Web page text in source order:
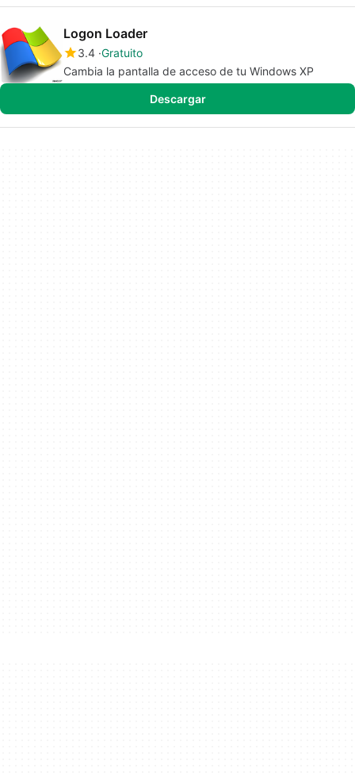
Logon Loader
3.4 Gratuito
Cambia la pantalla de acceso de tu Windows XP
Descargar